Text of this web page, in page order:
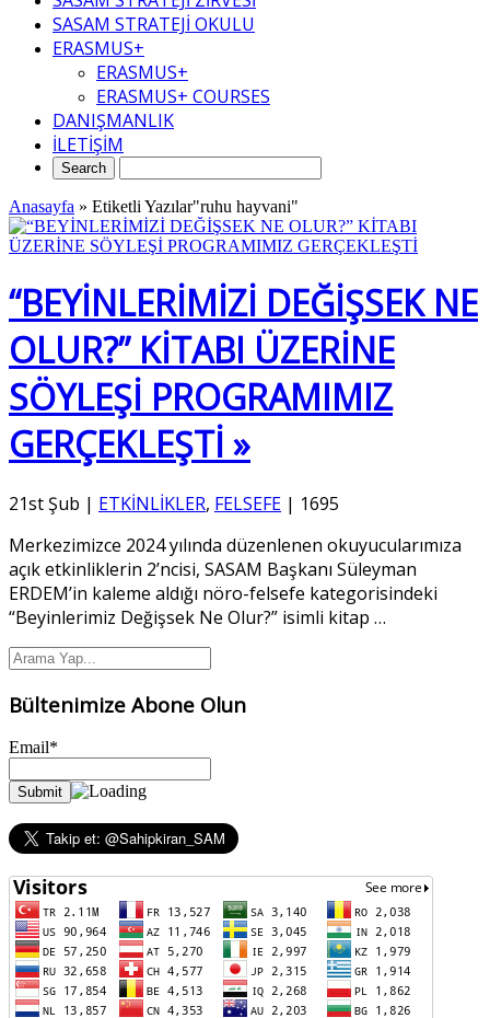
SASAM STRATEJİ OKULU
ERASMUS+
ERASMUS+
ERASMUS+ COURSES
DANIŞMANLIK
İLETİŞİM
Anasayfa » Etiketli Yazılar"ruhu hayvani"
“BEYİNLERİMİZİ DEĞİŞSEK NE
OLUR?” KİTABI ÜZERİNE
SÖYLEŞİ PROGRAMIMIZ
GERÇEKLEŞTİ »
21st Şub | ETKİNLİKLER, FELSEFE | 1695
Merkezimizce 2024 yılında düzenlenen okuyucularımıza
açık etkinliklerin 2’ncisi, SASAM Başkanı Süleyman
ERDEM’in kaleme aldığı nöro-felsefe kategorisindeki
“Beyinlerimiz Değişsek Ne Olur?” isimli kitap …
Bültenimize Abone Olun
Email*